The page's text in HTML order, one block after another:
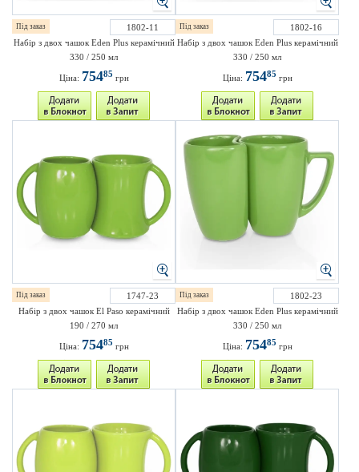
Під заказ
1802-11
Набір з двох чашок Eden Plus керамічний
330 / 250 мл
Ціна: 75485 грн
Під заказ
1802-16
Набір з двох чашок Eden Plus керамічний
330 / 250 мл
Ціна: 75485 грн
Під заказ
1747-23
Набір з двох чашок El Paso керамічний
190 / 270 мл
Ціна: 75485 грн
Під заказ
1802-23
Набір з двох чашок Eden Plus керамічний
330 / 250 мл
Ціна: 75485 грн